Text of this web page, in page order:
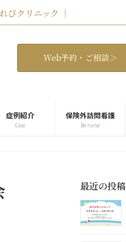
クリニック ｜
Web予約・ご相談＞
症例紹介
Case
保険外訪問看護
Be nurse
最近の投稿